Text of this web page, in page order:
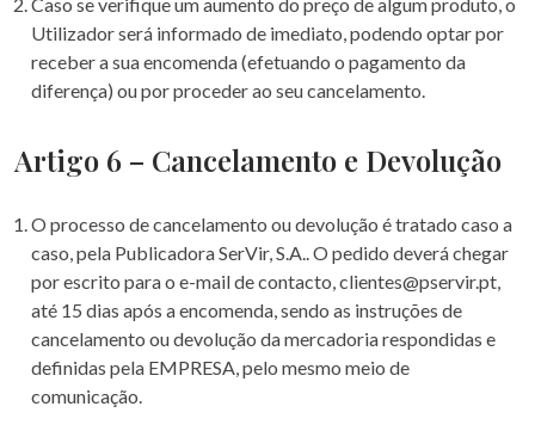
Utilizador será informado de imediato, podendo optar por
receber a sua encomenda (efetuando o pagamento da
diferença) ou por proceder ao seu cancelamento.
Artigo 6 – Cancelamento e Devolução
O processo de cancelamento ou devolução é tratado caso a
caso, pela Publicadora SerVir, S.A.. O pedido deverá chegar
por escrito para o e-mail de contacto, clientes@pservir.pt,
até 15 dias após a encomenda, sendo as instruções de
cancelamento ou devolução da mercadoria respondidas e
definidas pela EMPRESA, pelo mesmo meio de
comunicação.